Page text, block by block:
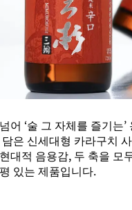
어 ‘술 그 자체를 즐기는
은 신세대형 카라구치
대적 음용감, 두 축을 모
있는 제품입니다.